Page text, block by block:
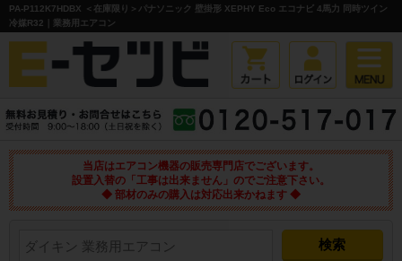
PA-P112K7HDBX ＜在庫限り＞パナソニック 壁掛形 XEPHY Eco エコナビ 4馬力 同時ツイン
冷媒R32｜業務用エアコン
当店はエアコン機器の販売専門店でございます。
設置入替の「工事は出来ません」のでご注意下さい。
◆ 部材のみの購入は対応出来かねます ◆